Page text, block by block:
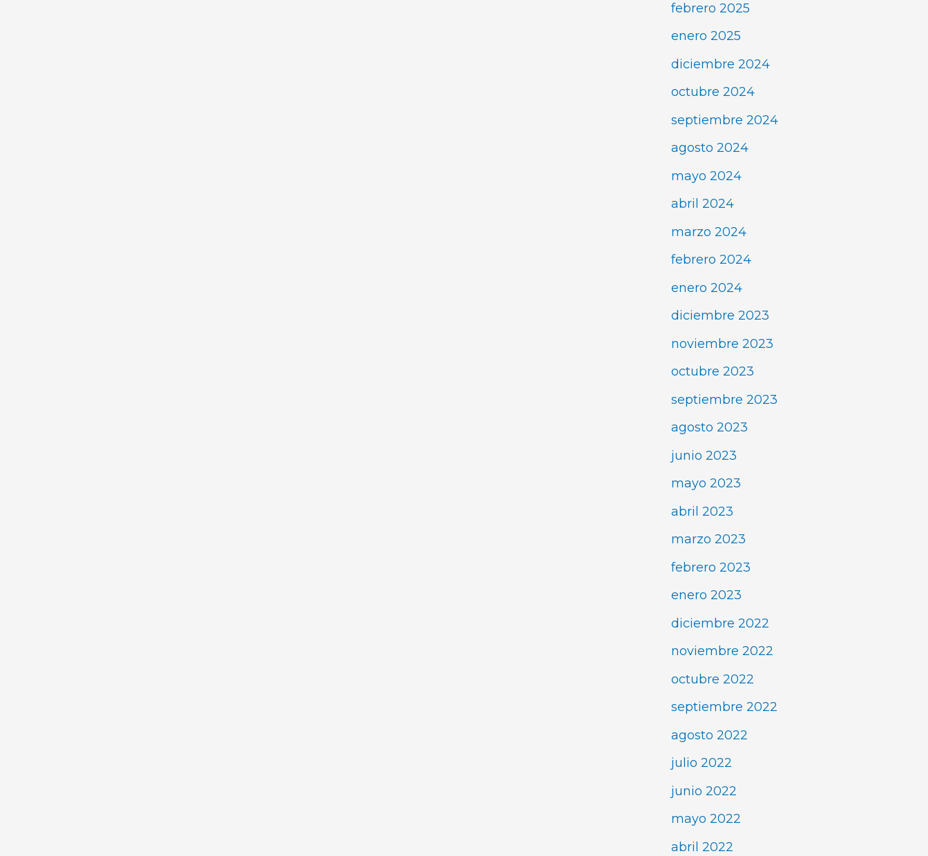
febrero 2025
enero 2025
diciembre 2024
octubre 2024
septiembre 2024
agosto 2024
mayo 2024
abril 2024
marzo 2024
febrero 2024
enero 2024
diciembre 2023
noviembre 2023
octubre 2023
septiembre 2023
agosto 2023
junio 2023
mayo 2023
abril 2023
marzo 2023
febrero 2023
enero 2023
diciembre 2022
noviembre 2022
octubre 2022
septiembre 2022
agosto 2022
julio 2022
junio 2022
mayo 2022
abril 2022